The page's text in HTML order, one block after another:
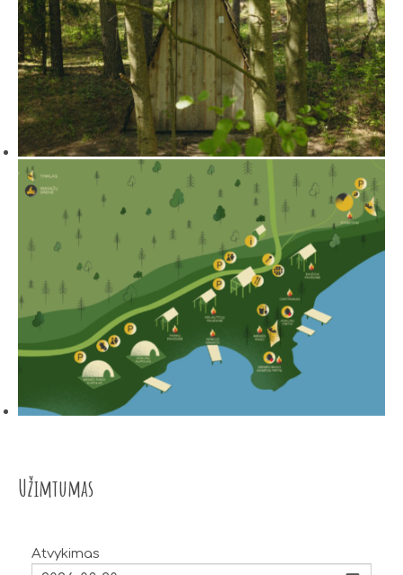
Užimtumas
Atvykimas